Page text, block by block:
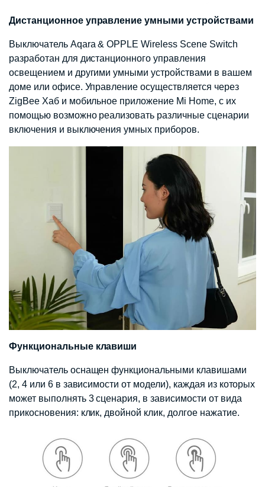
Дистанционное управление умными устройствами
Выключатель Aqara & OPPLE Wireless Scene Switch
разработан для дистанционного управления
освещением и другими умными устройствами в вашем
доме или офисе. Управление осуществляется через
ZigBee Хаб и мобильное приложение Mi Home, с их
помощью возможно реализовать различные сценарии
включения и выключения умных приборов.
Функциональные клавиши
Выключатель оснащен функциональными клавишами
(2, 4 или 6 в зависимости от модели), каждая из которых
может выполнять 3 сценария, в зависимости от вида
прикосновения: клик, двойной клик, долгое нажатие.